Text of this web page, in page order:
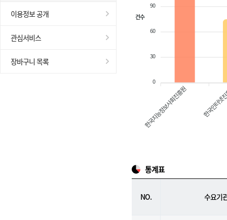
이용정보 공개
관심서비스
장바구니 목록
90
60
30
0
건수
한국지능정보사회진흥원 한국인
통계표
NO. 수요기